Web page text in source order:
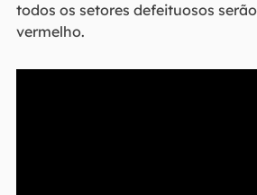
todos os setores defeituosos
vermelho.